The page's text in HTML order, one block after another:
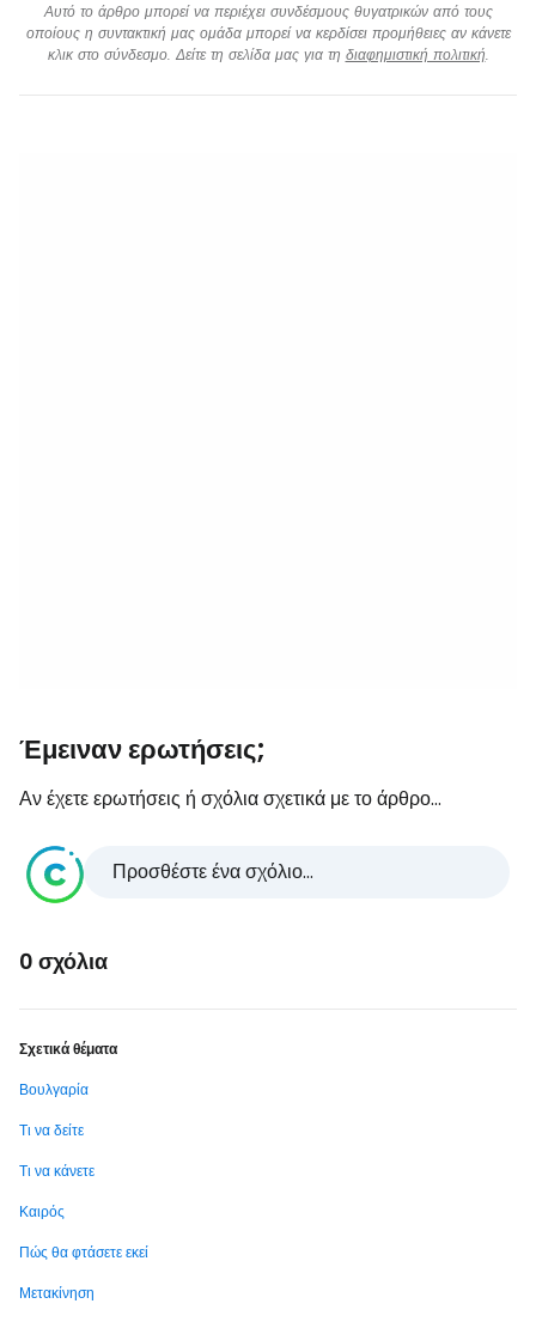
Αυτό το άρθρο μπορεί να περιέχει συνδέσμους θυγατρικών από τους
οποίους η συντακτική μας ομάδα μπορεί να κερδίσει προμήθειες αν κάνετε
κλικ στο σύνδεσμο. Δείτε τη σελίδα μας για τη διαφημιστική πολιτική.
Έμειναν ερωτήσεις;
Αν έχετε ερωτήσεις ή σχόλια σχετικά με το άρθρο...
Προσθέστε ένα σχόλιο...
0 σχόλια
Σχετικά θέματα
Βουλγαρία
Τι να δείτε
Τι να κάνετε
Καιρός
Πώς θα φτάσετε εκεί
Μετακίνηση